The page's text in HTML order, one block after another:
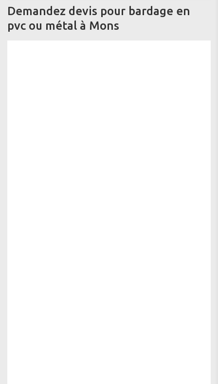
Demandez devis pour bardage en
pvc ou métal à Mons